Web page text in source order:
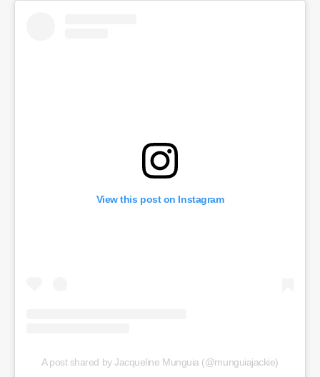
View this post on Instagram
A post shared by Jacqueline Munguia (@munguiajackie)